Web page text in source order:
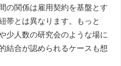
の関係は雇用契約を基盤とす
帯とは異なります。もっと
少人数の研究会のような場に
結合が認められるケースも想